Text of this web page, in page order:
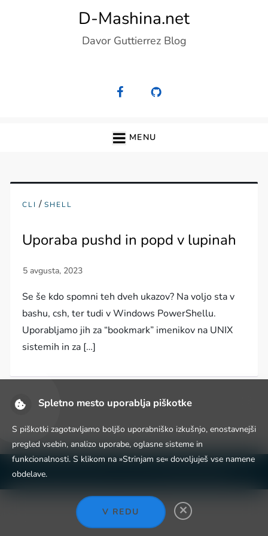
D-Mashina.net
Davor Guttierrez Blog
MENU
CLI /SHELL
Uporaba pushd in popd v lupinah
Se še kdo spomni teh dveh ukazov? Na voljo sta v
bashu, csh, ter tudi v Windows PowerShellu.
Uporabljamo jih za “bookmark” imenikov na UNIX
sistemih in za […]
Niche Blog WordPress Theme by
Spletno mesto uporablja piškotke
S piškotki zagotavljamo boljšo uporabniško izkušnjo, enostavnejši
pregled vsebin, analizo uporabe, oglasne sisteme in
funkcionalnosti. S klikom na »Strinjam se« dovoljuješ vse namene
obdelave.
V REDU